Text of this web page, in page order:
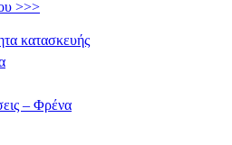
>>>
κατασκευής
– Φρένα